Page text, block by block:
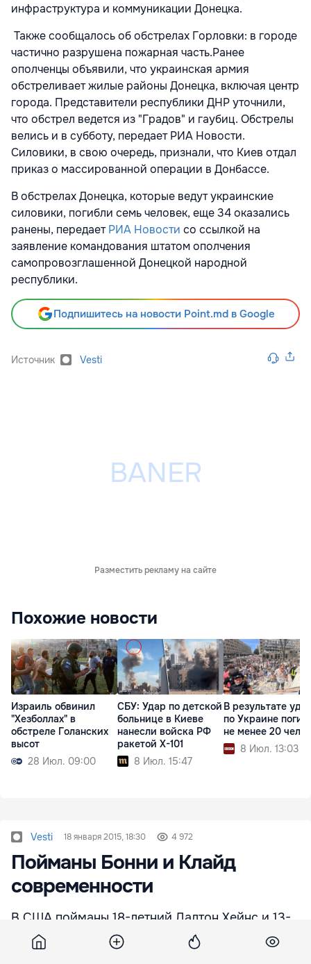
инфраструктура и коммуникации Донецка.
Также сообщалось об обстрелах Горловки: в городе
частично разрушена пожарная часть.Ранее
ополченцы объявили, что украинская армия
обстреливает жилые районы Донецка, включая центр
города. Представители республики ДНР уточнили,
что обстрел ведется из "Градов" и гаубиц. Обстрелы
велись и в субботу, передает РИА Новости.
Силовики, в свою очередь, признали, что Киев отдал
приказ о массированной операции в Донбассе.
В обстрелах Донецка, которые ведут украинские
силовики, погибли семь человек, еще 34 оказались
ранены, передаетРИА Новости со ссылкой на
заявление командования штатом ополчения
самопровозглашенной Донецкой народной
республики.
Подпишитесь на новости Point.md в Google
Источник Vesti
Разместить рекламу на сайте
Похожие новости
Израиль обвинил
"Хезболлах" в
обстреле Голанских
высот
28 Июл. 09:00
СБУ: Удар по детской
больнице в Киеве
нанесли войска РФ
ракетой X-101
8 Июл. 15:47
В результате
по Украине
не менее 20
8 Июл. 13:03
Vesti 18 января 2015, 18:30 4 972
Пойманы Бонни и Клайд
современности
В США пойманы 18-летний Далтон Хейнс и 13-
летняя Шейенн Филлипс, совершивших серию
угонов в ряде южных американских штатов. Их